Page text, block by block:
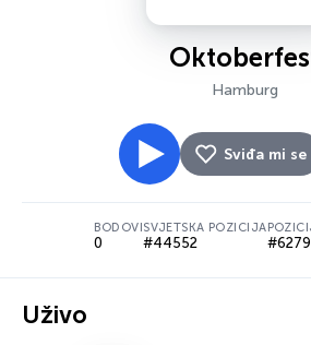
Hamburg
Sviđa mi se
BODOVI
0
SVJETSKA POZICIJA
#44552 #6279
Uživo